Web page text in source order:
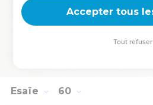
eux, a dit l'Eternel ; mon Esprit qui
que j'ai mises en ta bouche, ne
bouche, ni de la bouche de ta
Esaïe 60
Accepter tous
Tout refuser